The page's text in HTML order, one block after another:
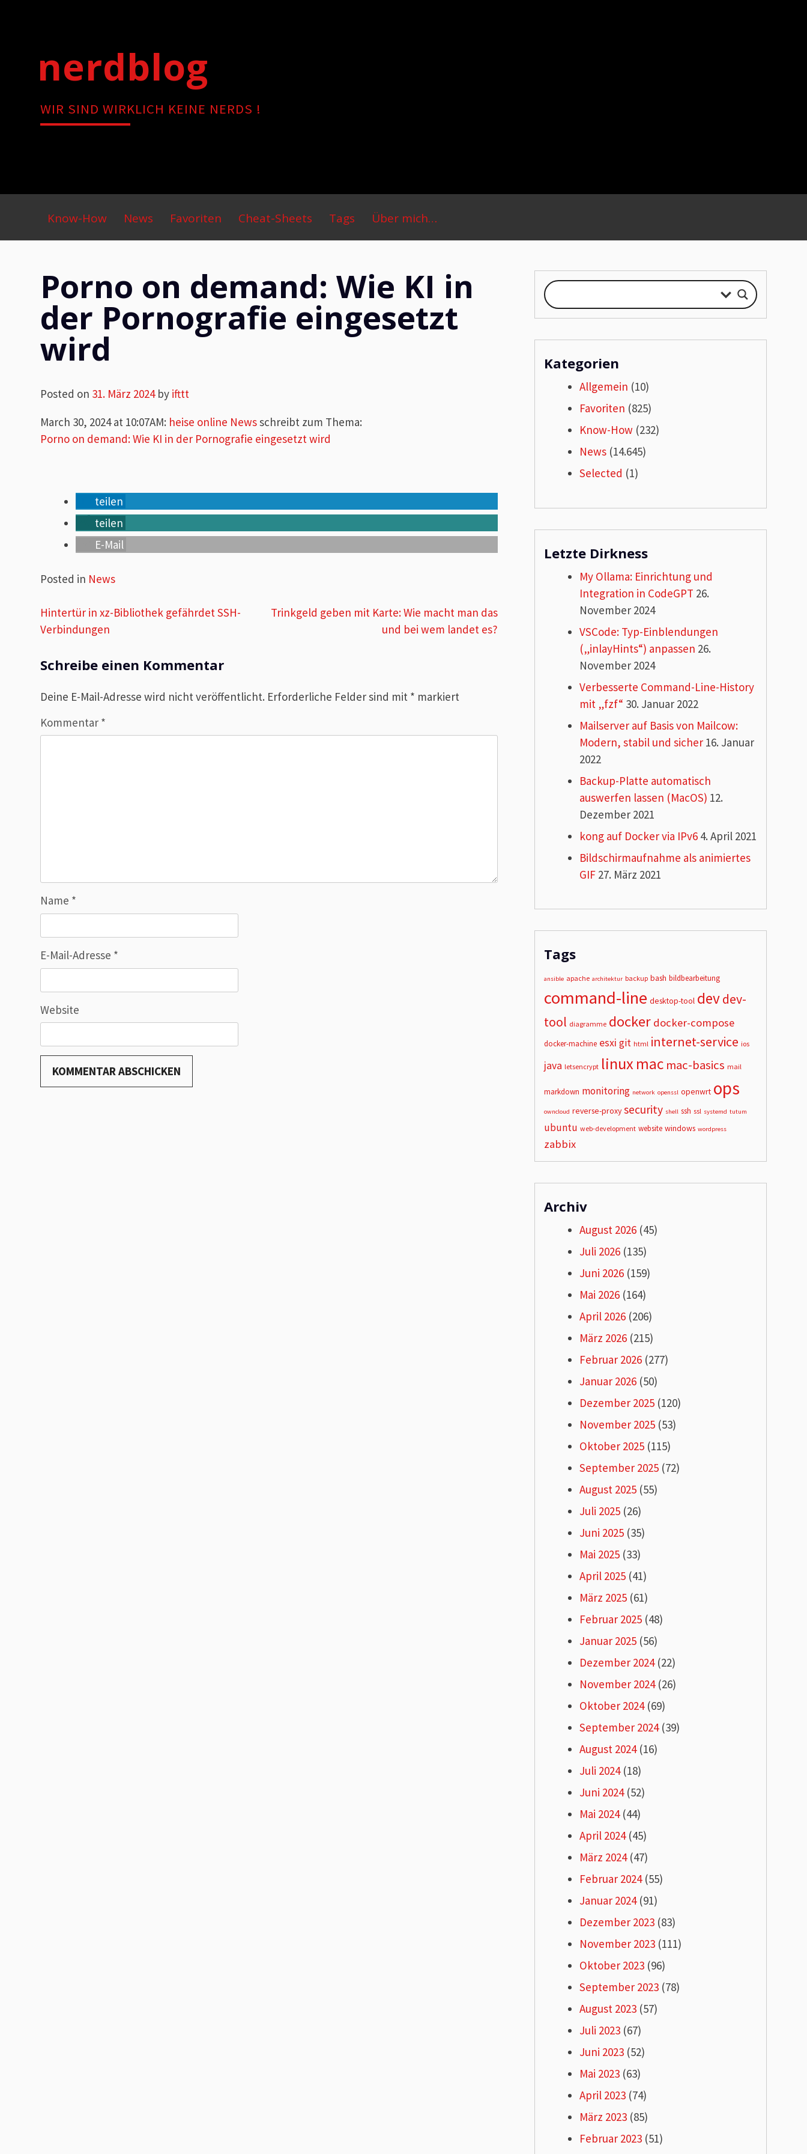
nerdblog
WIR SIND WIRKLICH KEINE NERDS !
Primary
Menu
Know-How News Favoriten Cheat-Sheets Tags Über mich…
Porno on demand: Wie KI in
der Pornografie eingesetzt
wird
Posted on 31. März 2024by ifttt
March 30, 2024 at 10:07AM: heise online Newsschreibt zum Thema:
Porno on demand: Wie KI in der Pornografie eingesetzt wird
teilen
teilen
E-Mail
Posted in News
Beitragsnavigation
Hintertür in xz-Bibliothek gefährdet SSH-
Verbindungen
Trinkgeld geben mit Karte: Wie macht man das
und bei wem landet es?
Schreibe einen Kommentar
Deine E-Mail-Adresse wird nicht veröffentlicht. Erforderliche Felder sind mit * markiert
Kommentar *
Name *
E-Mail-Adresse *
Website
Kategorien
Allgemein (10)
Favoriten (825)
Know-How (232)
News(14.645)
Selected (1)
Letzte Dirkness
My Ollama: Einrichtung und
Integration in CodeGPT 26.
November 2024
VSCode: Typ-Einblendungen
(„inlayHints“) anpassen 26.
November 2024
Verbesserte Command-Line-History
mit „fzf“ 30. Januar 2022
Mailserver auf Basis von Mailcow:
Modern, stabil und sicher16. Januar
2022
Backup-Platte automatisch
auswerfen lassen (MacOS) 12.
Dezember 2021
kong auf Docker via IPv64. April 2021
Bildschirmaufnahme als animiertes
GIF27. März 2021
Tags
ansible apache architektur backup bash bildbearbeitung
command-line desktop-tool devdev-
tool diagramme docker docker-compose
docker-machine esxi git html internet-service ios
java letsencrypt linuxmac mac-basics mail
markdown monitoring network openssl openwrt ops
owncloud reverse-proxy security shell ssh ssl systemd tutum
ubuntu web-development website windows wordpress
zabbix
Archiv
August 2026(45)
Juli 2026(135)
Juni 2026(159)
Mai 2026(164)
April 2026(206)
März 2026(215)
Februar 2026(277)
Januar 2026(50)
Dezember 2025(120)
November 2025(53)
Oktober 2025(115)
September 2025(72)
August 2025(55)
Juli 2025(26)
Juni 2025(35)
Mai 2025(33)
April 2025(41)
März 2025(61)
Februar 2025(48)
Januar 2025(56)
Dezember 2024(22)
November 2024(26)
Oktober 2024(69)
September 2024(39)
August 2024(16)
Juli 2024(18)
Juni 2024(52)
Mai 2024(44)
April 2024(45)
März 2024(47)
Februar 2024(55)
Januar 2024(91)
Dezember 2023(83)
November 2023(111)
Oktober 2023(96)
September 2023(78)
August 2023(57)
Juli 2023(67)
Juni 2023(52)
Mai 2023(63)
April 2023(74)
März 2023(85)
Februar 2023(51)